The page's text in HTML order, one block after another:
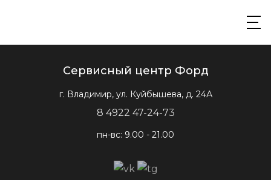
Сервисный центр Форд
г. Владимир, ул. Куйбышева, д. 24А
8 4922 47-24-73
пн-вс: 9.00 - 21.00